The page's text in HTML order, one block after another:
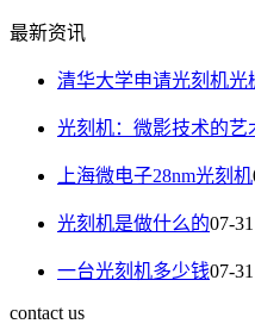
最新资讯
清华大学申请光刻机光
光刻机：微影技术的艺
上海微电子28nm光刻机
光刻机是做什么的07-31
一台光刻机多少钱07-31
contact us